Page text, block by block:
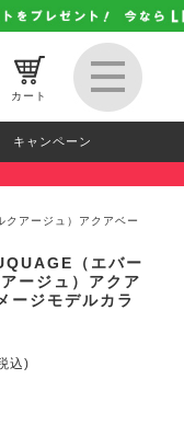
カート
キャンペーン
アージュ）アクアベー
（エバー
ージュ）アクア
ージモデルカラ
込)